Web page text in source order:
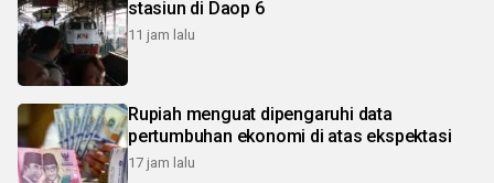
stasiun di Daop 6
11 jam lalu
Rupiah menguat dipengaruhi data
pertumbuhan ekonomi di atas ekspektasi
17 jam lalu